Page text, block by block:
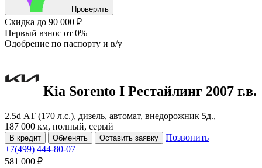
Проверить
Скидка до 90 000 ₽
Первый взнос от 0%
Одобрение по паспорту и в/у
Kia Sorento I Рестайлинг 2007 г.в.
2.5d АТ (170 л.с.), дизель, автомат, внедорожник 5д.,
187 000 км, полный, серый
В кредит Обменять Оставить заявку
Позвонить
+7(499) 444-80-07
581 000 ₽